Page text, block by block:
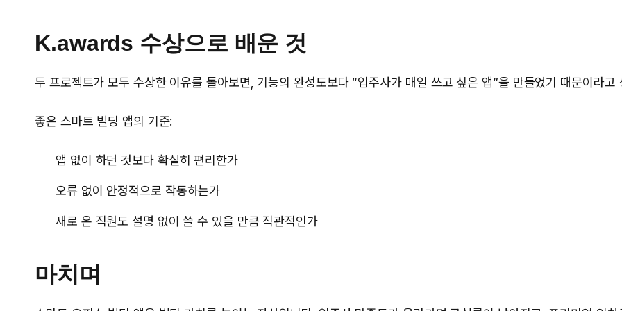
K.awards 수상으로 배운 것
두 프로젝트가 모두 수상한 이유를 돌아보면, 기능의 완성도보다 “입주사가 매일 쓰고 싶은 앱”을 만들었기 때문이라고
좋은 스마트 빌딩 앱의 기준:
앱 없이 하던 것보다 확실히 편리한가
오류 없이 안정적으로 작동하는가
새로 온 직원도 설명 없이 쓸 수 있을 만큼 직관적인가
마치며